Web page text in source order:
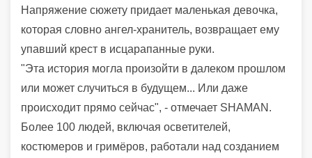
Напряжение сюжету придает маленькая девочка,
которая словно ангел-хранитель, возвращает ему
упавший крест в исцарапанные руки.
"Эта история могла произойти в далеком прошлом
или может случиться в будущем... Или даже
происходит прямо сейчас", - отмечает SHAMAN.
Более 100 людей, включая осветителей,
костюмеров и гримёров, работали над созданием